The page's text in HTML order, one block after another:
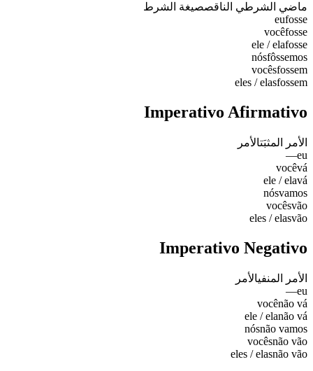
ماضي الشرطي الناقصصيغة الشرط
eufosse
vocêfosse
ele / elafosse
nósfôssemos
vocêsfossem
eles / elasfossem
Imperativo Afirmativo
الأمر المثبَتالأمر
eu
—
vocêvá
ele / elavá
nósvamos
vocêsvão
eles / elasvão
Imperativo Negativo
الأمر المنفيالأمر
eu
—
vocênão vá
ele / elanão vá
nósnão vamos
vocêsnão vão
eles / elasnão vão